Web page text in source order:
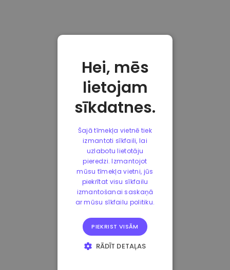
Hei, mēs
lietojam
sīkdatnes.
Šajā tīmekļa vietnē tiek
izmantoti sīkfaili, lai
uzlabotu lietotāju
pieredzi. Izmantojot
mūsu tīmekļa vietni, jūs
piekrītat visu sīkfailu
izmantošanai saskaņā
ar mūsu sīkfailu politiku.
PIEKRIST VISĀM
RĀDĪT DETAĻAS